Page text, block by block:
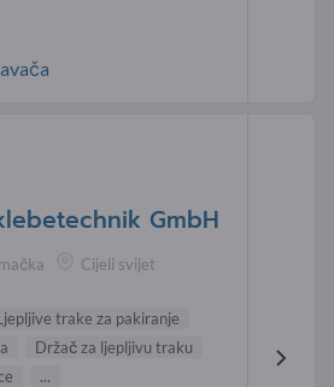
GmbH
Cijeli svijet
trake za pakiranje
Držač za ljepljivu traku
...